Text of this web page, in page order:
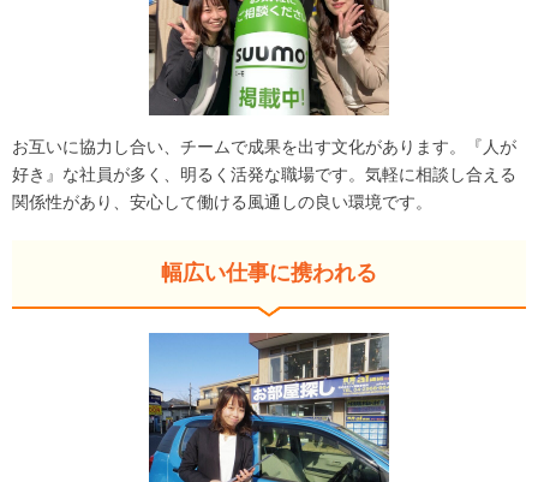
お互いに協力し合い、チームで成果を出す文化があります。『人が
好き』な社員が多く、明るく活発な職場です。気軽に相談し合える
関係性があり、安心して働ける風通しの良い環境です。
幅広い仕事に携われる